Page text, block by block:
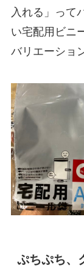
入れる」って
い宅配用ビニ
バリエーショ
ぷちぷち、